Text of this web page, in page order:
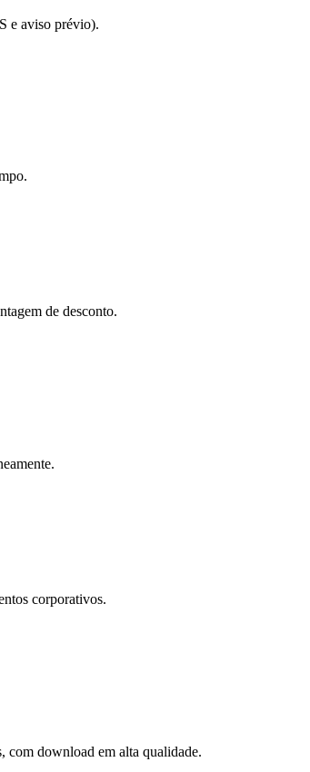
e aviso prévio).
de desconto.
corporativos.
com download em alta qualidade.